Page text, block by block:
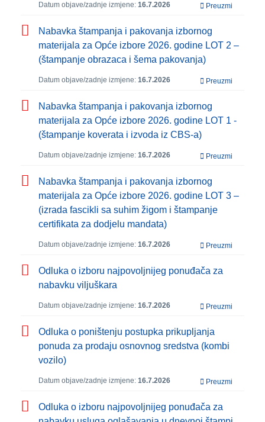
Datum objave/zadnje izmjene: 16.7.2026 Preuzmi
Nabavka štampanja i pakovanja izbornog
materijala za Opće izbore 2026. godine LOT 2 –
(štampanje obrazaca i šema pakovanja)
Datum objave/zadnje izmjene: 16.7.2026 Preuzmi
Nabavka štampanja i pakovanja izbornog
materijala za Opće izbore 2026. godine LOT 1 -
(štampanje koverata i izvoda iz CBS-a)
Datum objave/zadnje izmjene: 16.7.2026 Preuzmi
Nabavka štampanja i pakovanja izbornog
materijala za Opće izbore 2026. godine LOT 3 –
(izrada fascikli sa suhim žigom i štampanje
certifikata za dodjelu mandata)
Datum objave/zadnje izmjene: 16.7.2026 Preuzmi
Odluka o izboru najpovoljnijeg ponuđača za
nabavku viljuškara
Datum objave/zadnje izmjene: 16.7.2026 Preuzmi
Odluka o poništenju postupka prikupljanja
ponuda za prodaju osnovnog sredstva (kombi
vozilo)
Datum objave/zadnje izmjene: 16.7.2026 Preuzmi
Odluka o izboru najpovoljnijeg ponuđača za